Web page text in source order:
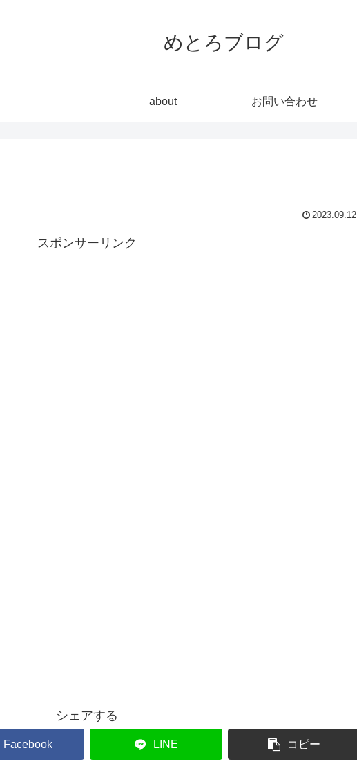
めとろブログ
about お問い合わせ
2023.09.12
スポンサーリンク
シェアする
Facebook LINE コピー